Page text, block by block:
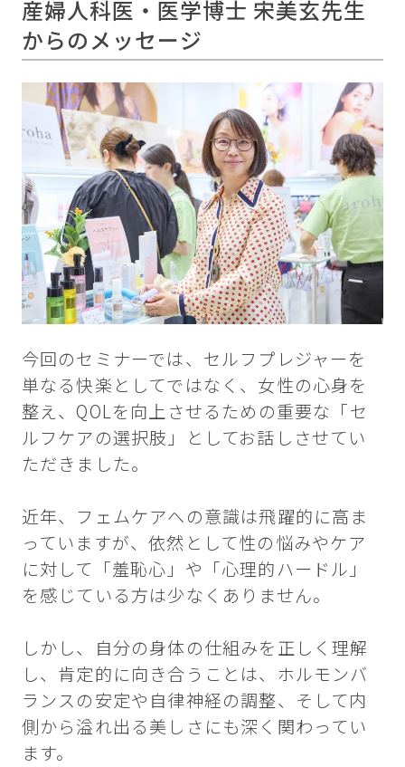
産婦人科医・医学博士 宋美玄先生
からのメッセージ
今回のセミナーでは、セルフプレジャーを
単なる快楽としてではなく、女性の心身を
整え、QOLを向上させるための重要な「セ
ルフケアの選択肢」としてお話しさせてい
ただきました。
近年、フェムケアへの意識は飛躍的に高ま
っていますが、依然として性の悩みやケア
に対して「羞恥心」や「心理的ハードル」
を感じている方は少なくありません。
しかし、自分の身体の仕組みを正しく理解
し、肯定的に向き合うことは、ホルモンバ
ランスの安定や自律神経の調整、そして内
側から溢れ出る美しさにも深く関わってい
ます。